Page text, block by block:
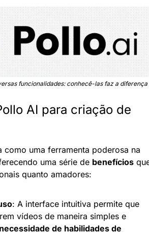
funcionalidades: conhecê-las faz a diferença
AI para criação de
como uma ferramenta poderosa na
uma série de benefícios
quanto amadores:
: A interface intuitiva permite que
vídeos de maneira simples e
de habilidades de